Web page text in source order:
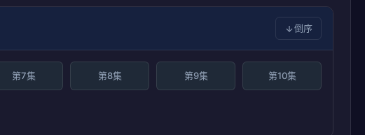
倒序
第7集 第8集 第9集 第10集